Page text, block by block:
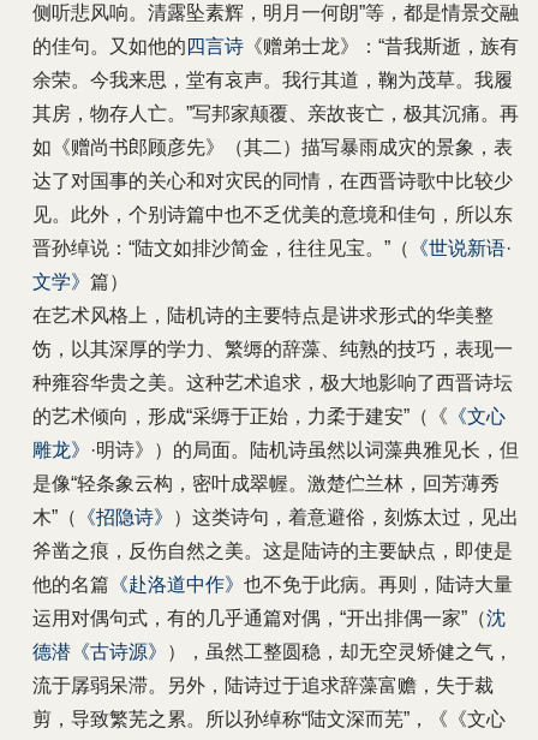
侧听悲风响。清露坠素辉，明月一何朗”等，都是情景交融
的佳句。又如他的 四言诗 《赠弟士龙》：“昔我斯逝，族有
余荣。今我来思，堂有哀声。我行其道，鞠为茂草。我履
其房，物存人亡。”写邦家颠覆、亲故丧亡，极其沉痛。再
如《赠尚书郎顾彦先》（其二）描写暴雨成灾的景象，表
达了对国事的关心和对灾民的同情，在西晋诗歌中比较少
见。此外，个别诗篇中也不乏优美的意境和佳句，所以东
晋孙绰说：“陆文如排沙简金，往往见宝。”（
《世说新语·
文学》 篇）
在艺术风格上，陆机诗的主要特点是讲求形式的华美整
饬，以其深厚的学力、繁缛的辞藻、纯熟的技巧，表现一
种雍容华贵之美。这种艺术追求，极大地影响了西晋诗坛
的艺术倾向，形成“采缛于正始，力柔于建安”（《 《文心
雕龙》
·明诗》）的局面。陆机诗虽然以词藻典雅见长，但
是像“轻条象云构，密叶成翠幄。激楚伫兰林，回芳薄秀
木”（
《招隐诗》
）这类诗句，着意避俗，刻炼太过，见出
斧凿之痕，反伤自然之美。这是陆诗的主要缺点，即使是
他的名篇 《赴洛道中作》 也不免于此病。再则，陆诗大量
运用对偶句式，有的几乎通篇对偶，“开出排偶一家”（沈
德潜 《古诗源》
），虽然工整圆稳，却无空灵矫健之气，
流于孱弱呆滞。另外，陆诗过于追求辞藻富赡，失于裁
剪，导致繁芜之累。所以孙绰称“陆文深而芜”，《《文心